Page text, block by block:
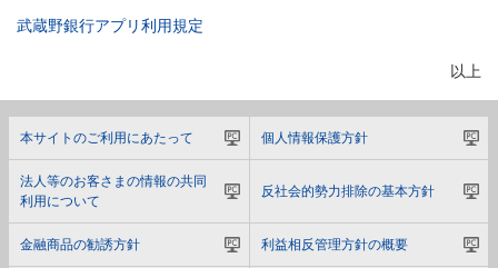
武蔵野銀行アプリ利用規定
以上
本サイトのご利用にあたって 個人情報保護方針
法人等のお客さまの情報の共同
利用について
反社会的勢力排除の基本方針
金融商品の勧誘方針 利益相反管理方針の概要